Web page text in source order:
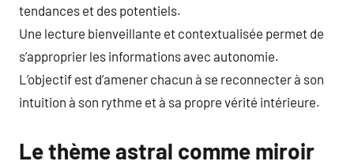
tendances et des potentiels.
Une lecture bienveillante et contextualisée permet de
s’approprier les informations avec autonomie.
L’objectif est d’amener chacun à se reconnecter à son
intuition à son rythme et à sa propre vérité intérieure.
Le thème astral comme miroir